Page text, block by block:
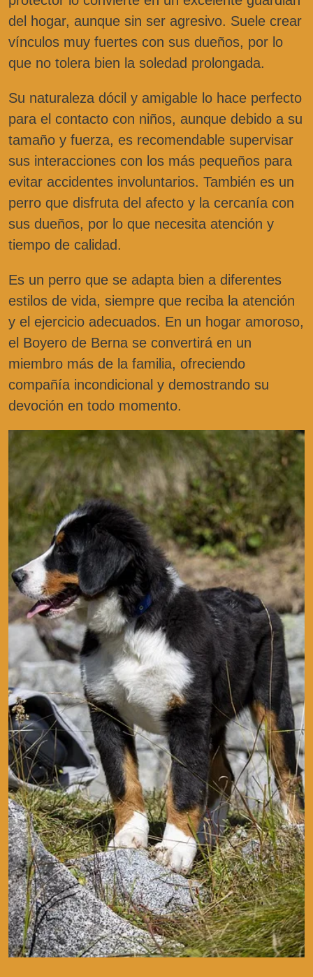
del hogar, aunque sin ser agresivo. Suele crear
vínculos muy fuertes con sus dueños, por lo
que no tolera bien la soledad prolongada.
Su naturaleza dócil y amigable lo hace perfecto
para el contacto con niños, aunque debido a su
tamaño y fuerza, es recomendable supervisar
sus interacciones con los más pequeños para
evitar accidentes involuntarios. También es un
perro que disfruta del afecto y la cercanía con
sus dueños, por lo que necesita atención y
tiempo de calidad.
Es un perro que se adapta bien a diferentes
estilos de vida, siempre que reciba la atención
y el ejercicio adecuados. En un hogar amoroso,
el Boyero de Berna se convertirá en un
miembro más de la familia, ofreciendo
compañía incondicional y demostrando su
devoción en todo momento.